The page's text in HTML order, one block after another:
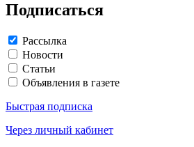
Подписаться
Рассылка
Новости
Статьи
Объявления в газете
Быстрая подписка
Через личный кабинет